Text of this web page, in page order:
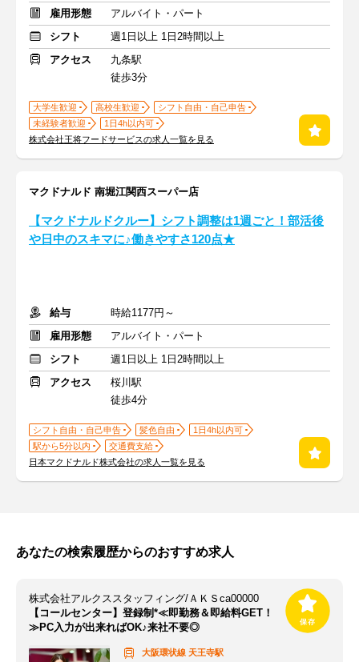
雇用形態
アルバイト・パート
シフト
週1日以上 1日2時間以上
アクセス
九条駅
徒歩3分
大学生歓迎 高校生歓迎
シフト自由・自己申告
未経験者歓迎
1日4h以内可
株式会社王将フードサービスの求人一覧を見る
マクドナルド 南堀江関西スーパー店
【マクドナルドクルー】シフト調整は1週ごと！部活後
や日中のスキマに♪働きやすさ120点★
給与
時給1177円～
雇用形態
アルバイト・パート
シフト
週1日以上 1日2時間以上
アクセス
桜川駅
徒歩4分
シフト自由・自己申告 髪色自由
1日4h以内可
駅から5分以内
交通費支給
日本マクドナルド株式会社の求人一覧を見る
あなたの検索履歴からのおすすめ求人
株式会社アルクススタッフィング/ＡＫＳca00000
【コールセンター】登録制*≪即勤務＆即給料GET！
≫PC入力が出来ればOK♪来社不要◎
大阪環状線 天王寺駅